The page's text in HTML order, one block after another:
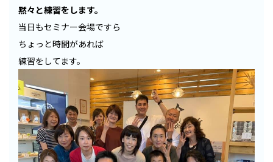
黙々と練習をします。
当日もセミナー会場ですら
ちょっと時間があれば
練習をしてます。